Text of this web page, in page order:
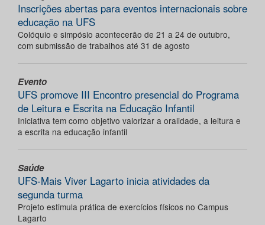
Inscrições abertas para eventos internacionais sobre
educação na UFS
Colóquio e simpósio acontecerão de 21 a 24 de outubro,
com submissão de trabalhos até 31 de agosto
Evento
UFS promove III Encontro presencial do Programa
de Leitura e Escrita na Educação Infantil
Iniciativa tem como objetivo valorizar a oralidade, a leitura e
a escrita na educação infantil
Saúde
UFS-Mais Viver Lagarto inicia atividades da
segunda turma
Projeto estimula prática de exercícios físicos no Campus
Lagarto